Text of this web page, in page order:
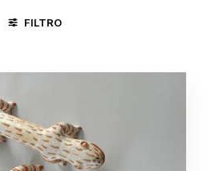
FILTRO